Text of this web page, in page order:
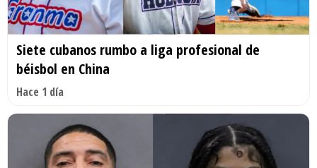
Siete cubanos rumbo a liga profesional de
béisbol en China
Hace 1 día